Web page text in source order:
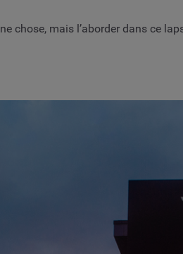
chose, mais l’aborder dans ce